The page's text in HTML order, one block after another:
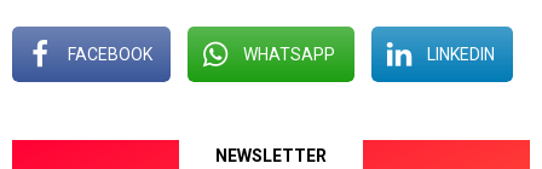
FACEBOOK WHATSAPP LINKEDIN
NEWSLETTER